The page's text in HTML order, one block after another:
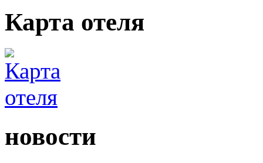
Карта отеля
новости